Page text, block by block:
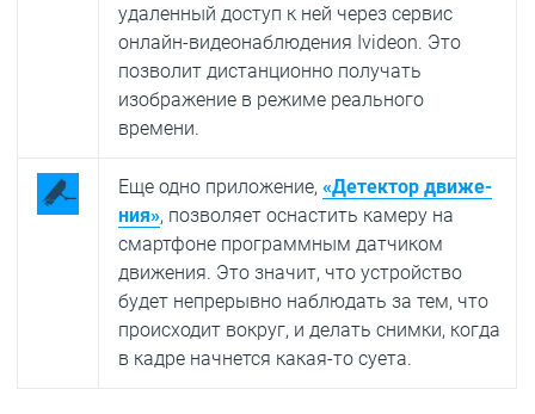
удаленный доступ к ней через сервис
онлайн-видеонаблюдения Ivideon. Это
позволит дистанционно получать
изображение в режиме реального
времени.
Еще одно приложение,«Детектор движе­
ния», позволяет оснастить камеру на
смартфоне программным дат­чиком
движения. Это значит, что устройство
будет непрерывно наблюдать за тем, что
происходит вокруг, и делать снимки, когда
в кадре начнется какая-то суета.